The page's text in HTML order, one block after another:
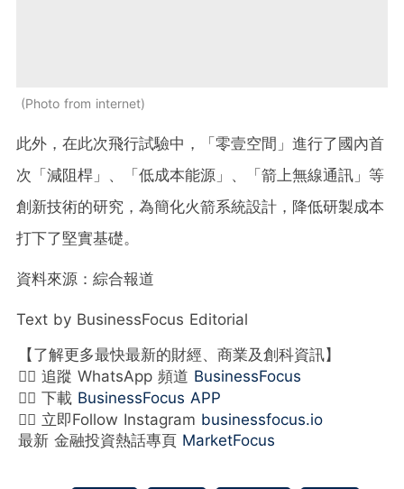
Photo from internet
此外，在此次飛行試驗中，「零壹空間」進行了國內首
次「減阻桿」、「低成本能源」、「箭上無線通訊」等
創新技術的研究，為簡化火箭系統設計，降低研製成本
打下了堅實基礎。
資料來源：綜合報道
Text by BusinessFocus Editorial
【了解更多最快最新的財經、商業及創科資訊】
👉🏻 追蹤 WhatsApp 頻道 BusinessFocus
👉🏻 下載 BusinessFocus APP
👉🏻 立即Follow Instagram businessfocus.io
最新 金融投資熱話專頁 MarketFocus